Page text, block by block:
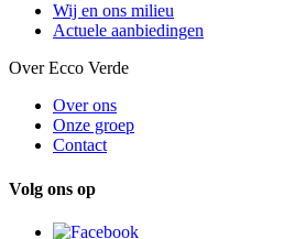
Wij en ons milieu
Actuele aanbiedingen
Over Ecco Verde
Over ons
Onze groep
Contact
Volg ons op